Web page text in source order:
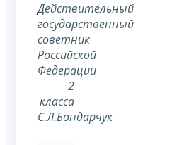
Действительный
государственный
советник
Российской
Федерации
2
класса
С.Л.Бондарчук